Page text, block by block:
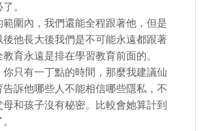
。
圍內，我們還能全程跟著他，但是
他長大後我們是不可能永遠都跟著
育永遠是排在學習教育前面的。
只有一丁點的時間，那麼我建議仙
告訴他哪些人不能相信哪些隱私，不
和孩子沒有秘密。比較會她算計到